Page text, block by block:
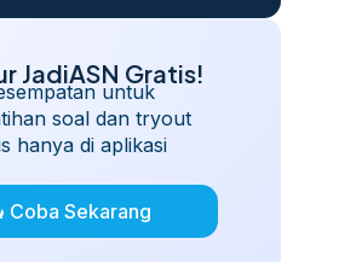
JadiASN Gratis!
untuk
soal dan tryout
hanya di aplikasi
Coba Sekarang